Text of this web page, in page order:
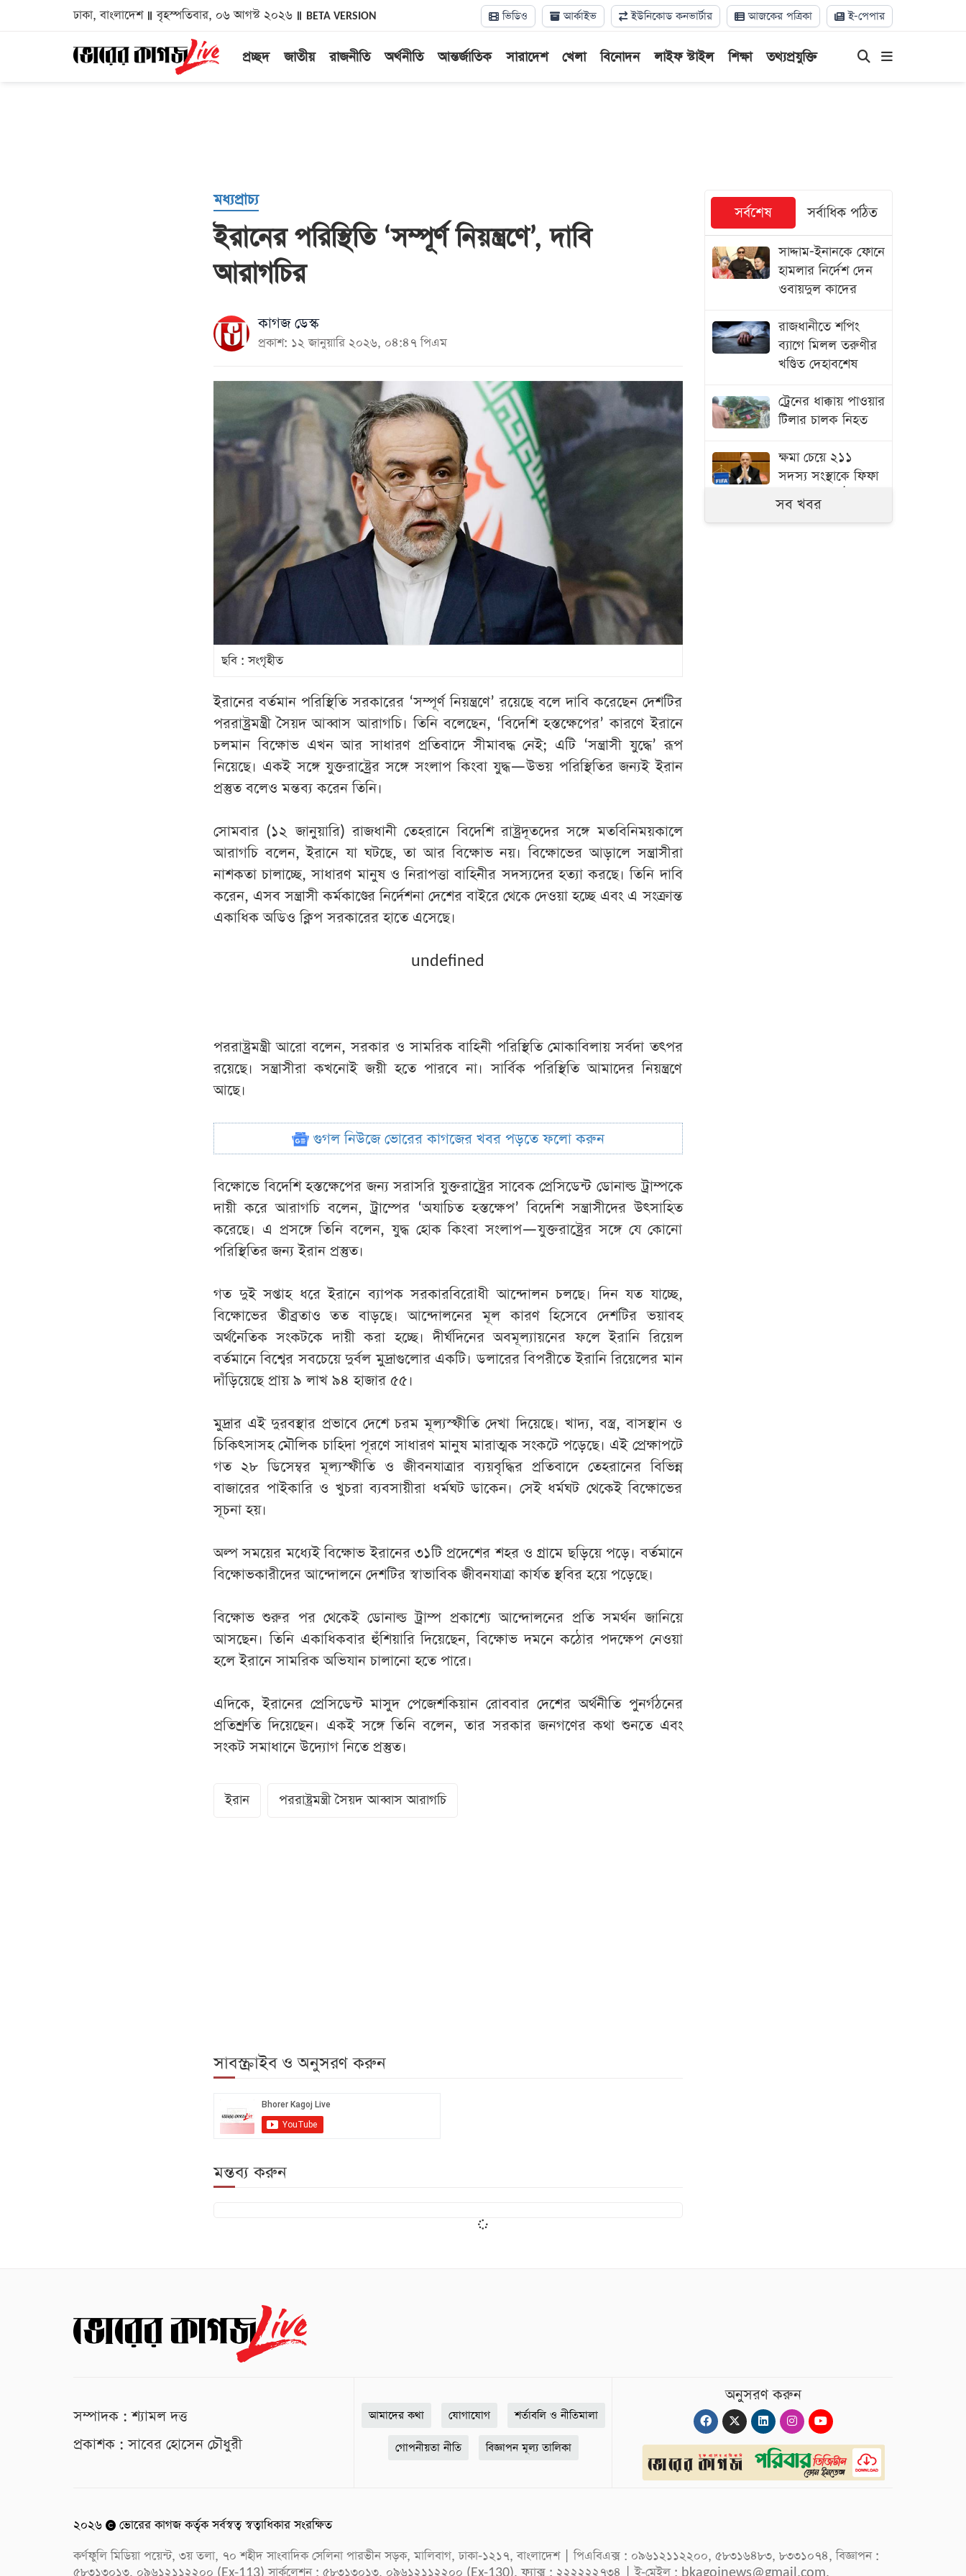
ঢাকা, বাংলাদেশ বৃহস্পতিবার, ০৬ আগস্ট ২০২৬ BETA VERSION ভিডিও আর্কাইভ ইউনিকোড কনভার্টার আজকের পত্রিকা ই-পেপার
প্রচ্ছদ জাতীয় রাজনীতি অর্থনীতি আন্তর্জাতিক সারাদেশ খেলা বিনোদন লাইফ স্টাইল শিক্ষা তথ্যপ্রযুক্তি
মধ্যপ্রাচ্য
ইরানের পরিস্থিতি ‘সম্পূর্ণ নিয়ন্ত্রণে’, দাবি
আরাগচির
কাগজ ডেস্ক
প্রকাশ: ১২ জানুয়ারি ২০২৬, ০৪:৪৭ পিএম
ছবি : সংগৃহীত
ইরানের বর্তমান পরিস্থিতি সরকারের ‘সম্পূর্ণ নিয়ন্ত্রণে’ রয়েছে বলে দাবি করেছেন দেশটির
পররাষ্ট্রমন্ত্রী সৈয়দ আব্বাস আরাগচি। তিনি বলেছেন, ‘বিদেশি হস্তক্ষেপের’ কারণে ইরানে
চলমান বিক্ষোভ এখন আর সাধারণ প্রতিবাদে সীমাবদ্ধ নেই; এটি ‘সন্ত্রাসী যুদ্ধে’ রূপ
নিয়েছে। একই সঙ্গে যুক্তরাষ্ট্রের সঙ্গে সংলাপ কিংবা যুদ্ধ—উভয় পরিস্থিতির জন্যই ইরান
প্রস্তুত বলেও মন্তব্য করেন তিনি।
সোমবার (১২ জানুয়ারি) রাজধানী তেহরানে বিদেশি রাষ্ট্রদূতদের সঙ্গে মতবিনিময়কালে
আরাগচি বলেন, ইরানে যা ঘটছে, তা আর বিক্ষোভ নয়। বিক্ষোভের আড়ালে সন্ত্রাসীরা
নাশকতা চালাচ্ছে, সাধারণ মানুষ ও নিরাপত্তা বাহিনীর সদস্যদের হত্যা করছে। তিনি দাবি
করেন, এসব সন্ত্রাসী কর্মকাণ্ডের নির্দেশনা দেশের বাইরে থেকে দেওয়া হচ্ছে এবং এ সংক্রান্ত
একাধিক অডিও ক্লিপ সরকারের হাতে এসেছে।
undefined
পররাষ্ট্রমন্ত্রী আরো বলেন, সরকার ও সামরিক বাহিনী পরিস্থিতি মোকাবিলায় সর্বদা তৎপর
রয়েছে। সন্ত্রাসীরা কখনোই জয়ী হতে পারবে না। সার্বিক পরিস্থিতি আমাদের নিয়ন্ত্রণে
আছে।
গুগল নিউজে ভোরের কাগজের খবর পড়তে ফলো করুন
বিক্ষোভে বিদেশি হস্তক্ষেপের জন্য সরাসরি যুক্তরাষ্ট্রের সাবেক প্রেসিডেন্ট ডোনাল্ড ট্রাম্পকে
দায়ী করে আরাগচি বলেন, ট্রাম্পের ‘অযাচিত হস্তক্ষেপ’ বিদেশি সন্ত্রাসীদের উৎসাহিত
করেছে। এ প্রসঙ্গে তিনি বলেন, যুদ্ধ হোক কিংবা সংলাপ—যুক্তরাষ্ট্রের সঙ্গে যে কোনো
পরিস্থিতির জন্য ইরান প্রস্তুত।
গত দুই সপ্তাহ ধরে ইরানে ব্যাপক সরকারবিরোধী আন্দোলন চলছে। দিন যত যাচ্ছে,
বিক্ষোভের তীব্রতাও তত বাড়ছে। আন্দোলনের মূল কারণ হিসেবে দেশটির ভয়াবহ
অর্থনৈতিক সংকটকে দায়ী করা হচ্ছে। দীর্ঘদিনের অবমূল্যায়নের ফলে ইরানি রিয়েল
বর্তমানে বিশ্বের সবচেয়ে দুর্বল মুদ্রাগুলোর একটি। ডলারের বিপরীতে ইরানি রিয়েলের মান
দাঁড়িয়েছে প্রায় ৯ লাখ ৯৪ হাজার ৫৫।
মুদ্রার এই দুরবস্থার প্রভাবে দেশে চরম মূল্যস্ফীতি দেখা দিয়েছে। খাদ্য, বস্ত্র, বাসস্থান ও
চিকিৎসাসহ মৌলিক চাহিদা পূরণে সাধারণ মানুষ মারাত্মক সংকটে পড়েছে। এই প্রেক্ষাপটে
গত ২৮ ডিসেম্বর মূল্যস্ফীতি ও জীবনযাত্রার ব্যয়বৃদ্ধির প্রতিবাদে তেহরানের বিভিন্ন
বাজারের পাইকারি ও খুচরা ব্যবসায়ীরা ধর্মঘট ডাকেন। সেই ধর্মঘট থেকেই বিক্ষোভের
সূচনা হয়।
অল্প সময়ের মধ্যেই বিক্ষোভ ইরানের ৩১টি প্রদেশের শহর ও গ্রামে ছড়িয়ে পড়ে। বর্তমানে
বিক্ষোভকারীদের আন্দোলনে দেশটির স্বাভাবিক জীবনযাত্রা কার্যত স্থবির হয়ে পড়েছে।
বিক্ষোভ শুরুর পর থেকেই ডোনাল্ড ট্রাম্প প্রকাশ্যে আন্দোলনের প্রতি সমর্থন জানিয়ে
আসছেন। তিনি একাধিকবার হুঁশিয়ারি দিয়েছেন, বিক্ষোভ দমনে কঠোর পদক্ষেপ নেওয়া
হলে ইরানে সামরিক অভিযান চালানো হতে পারে।
এদিকে, ইরানের প্রেসিডেন্ট মাসুদ পেজেশকিয়ান রোববার দেশের অর্থনীতি পুনর্গঠনের
প্রতিশ্রুতি দিয়েছেন। একই সঙ্গে তিনি বলেন, তার সরকার জনগণের কথা শুনতে এবং
সংকট সমাধানে উদ্যোগ নিতে প্রস্তুত।
ইরান পররাষ্ট্রমন্ত্রী সৈয়দ আব্বাস আরাগচি
সাবস্ক্রাইব ও অনুসরণ করুন
মন্তব্য করুন
সর্বশেষ সর্বাধিক পঠিত
সাদ্দাম-ইনানকে ফোনে
হামলার নির্দেশ দেন
ওবায়দুল কাদের
রাজধানীতে শপিং
ব্যাগে মিলল তরুণীর
খণ্ডিত দেহাবশেষ
ট্রেনের ধাক্কায় পাওয়ার
টিলার চালক নিহত
ক্ষমা চেয়ে ২১১
সদস্য সংস্থাকে ফিফা
সভাপতির চিঠি
সব খবর
সম্পাদক : শ্যামল দত্ত
প্রকাশক : সাবের হোসেন চৌধুরী
আমাদের কথা যোগাযোগ শর্তাবলি ও নীতিমালা
গোপনীয়তা নীতি বিজ্ঞাপন মূল্য তালিকা
অনুসরণ করুন
২০২৬
ভোরের কাগজ কর্তৃক সর্বস্বত্ব স্বত্বাধিকার সংরক্ষিত
কর্ণফুলি মিডিয়া পয়েন্ট, ৩য় তলা, ৭০ শহীদ সাংবাদিক সেলিনা পারভীন সড়ক, মালিবাগ, ঢাকা-১২১৭, বাংলাদেশ | পিএবিএক্স : ০৯৬১২১১২২০০, ৫৮৩১৬৪৮৩, ৮৩৩১০৭৪, বিজ্ঞাপন :